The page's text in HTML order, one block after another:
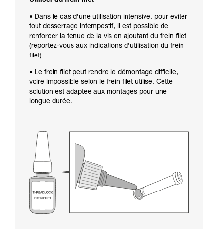
• Dans le cas d’une utilisation intensive, pour éviter
tout desserrage intempestif, il est possible de
renforcer la tenue de la vis en ajoutant du frein filet
(reportez-vous aux indications d’utilisation du frein
filet).
• Le frein filet peut rendre le démontage difficile,
voire impossible selon le frein filet utilisé. Cette
solution est adaptée aux montages pour une
longue durée.